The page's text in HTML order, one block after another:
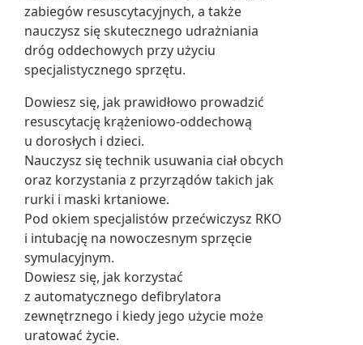
zabiegów resuscytacyjnych, a także
nauczysz się skutecznego udrażniania
dróg oddechowych przy użyciu
specjalistycznego sprzętu.
Dowiesz się, jak prawidłowo prowadzić
resuscytację krążeniowo-oddechową
u dorosłych i dzieci.
Nauczysz się technik usuwania ciał obcych
oraz korzystania z przyrządów takich jak
rurki i maski krtaniowe.
Pod okiem specjalistów przećwiczysz RKO
i intubację na nowoczesnym sprzęcie
symulacyjnym.
Dowiesz się, jak korzystać
z automatycznego defibrylatora
zewnętrznego i kiedy jego użycie może
uratować życie.